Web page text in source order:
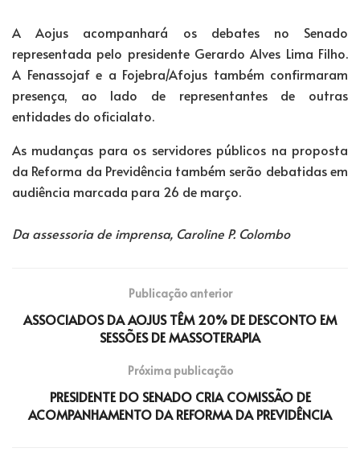
A Aojus acompanhará os debates no Senado
representada pelo presidente Gerardo Alves Lima Filho.
A Fenassojaf e a Fojebra/Afojus também confirmaram
presença, ao lado de representantes de outras
entidades do oficialato.
As mudanças para os servidores públicos na proposta
da Reforma da Previdência também serão debatidas em
audiência marcada para 26 de março.
Da assessoria de imprensa, Caroline P. Colombo
Publicação anterior
ASSOCIADOS DA AOJUS TÊM 20% DE DESCONTO EM
SESSÕES DE MASSOTERAPIA
Próxima publicação
PRESIDENTE DO SENADO CRIA COMISSÃO DE
ACOMPANHAMENTO DA REFORMA DA PREVIDÊNCIA